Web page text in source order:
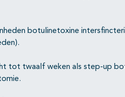
botulinetoxine
tot twaalf weken als step-up